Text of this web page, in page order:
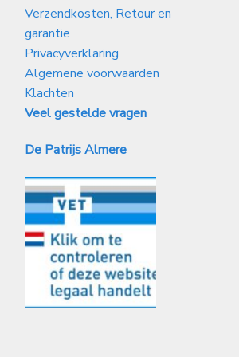
Verzendkosten, Retour en
garantie
Privacyverklaring
Algemene voorwaarden
Klachten
Veel gestelde vragen
De Patrijs Almere